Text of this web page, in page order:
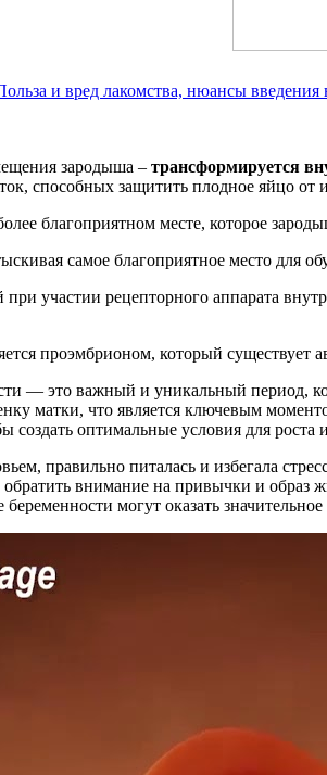
и вред лакомства, нюансы
зародыша – трансформируется
способных защитить плодное яйцо от
благоприятном месте, которое
самое благоприятное место для
участии рецепторного аппарата
проэмбрионом, который существует
— это важный и уникальный период,
матки, что является ключевым
оптимальные условия для роста
правильно питалась и избегала
внимание на привычки и образ
могут оказать